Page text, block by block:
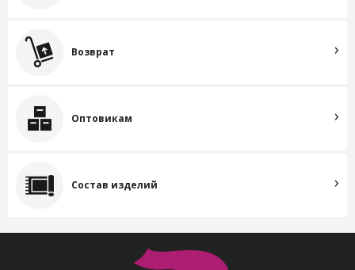
Возврат
Оптовикам
Состав изделий